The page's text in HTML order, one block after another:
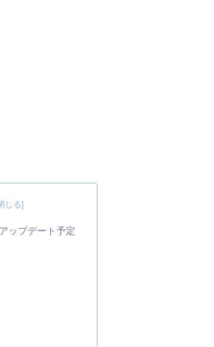
ップデート予定